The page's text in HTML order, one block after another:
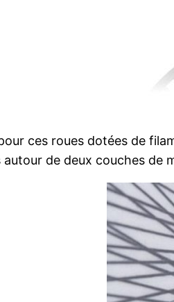
ces roues dotées de
de deux couches de